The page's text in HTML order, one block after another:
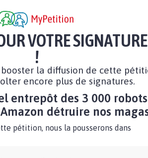
VOTRE SIGNATURE
!
la diffusion de cette
encore plus de signatures.
entrepôt des 3 000
détruire nos
pétition, nous la pousserons dans